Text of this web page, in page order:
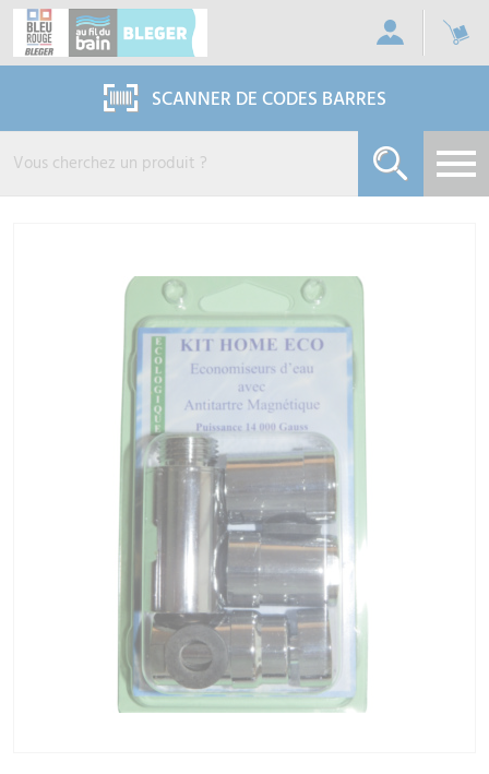
SCANNER DE CODES BARRES
Panneau de gestion des cookies